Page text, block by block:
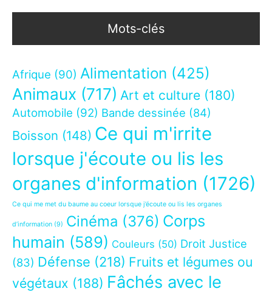
Mots-clés
Afrique (90) Alimentation (425)
Animaux (717) Art et culture (180)
Automobile (92) Bande dessinée (84)
Boisson (148) Ce qui m'irrite
lorsque j'écoute ou lis les
organes d'information (1726)
Ce qui me met du baume au coeur lorsque j’écoute ou lis les organes
d’information (9) Cinéma (376) Corps
humain (589) Couleurs (50) Droit Justice
(83) Défense (218) Fruits et légumes ou
végétaux (188) Fâchés avec le